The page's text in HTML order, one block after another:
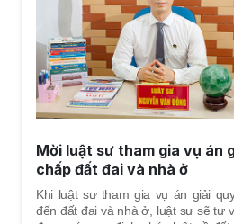
Mời luật sư tham gia vụ án
chấp đất đai và nhà ở
Khi luật sư tham gia vụ án giải
đến đất đai và nhà ở, luật sư sẽ tư